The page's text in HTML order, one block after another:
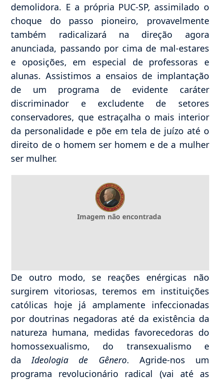
demolidora. E a própria PUC-SP, assimilado o
choque do passo pioneiro, provavelmente
também radicalizará na direção agora
anunciada, passando por cima de mal-estares
e oposições, em especial de professoras e
alunas. Assistimos a ensaios de implantação
de um programa de evidente caráter
discriminador e excludente de setores
conservadores, que estraçalha o mais interior
da personalidade e põe em tela de juízo até o
direito de o homem ser homem e de a mulher
ser mulher.
Imagem não encontrada
De outro modo, se reações enérgicas não
surgirem vitoriosas, teremos em instituições
católicas hoje já amplamente infeccionadas
por doutrinas negadoras até da existência da
natureza humana, medidas favorecedoras do
homossexualismo, do transexualismo e
da Ideologia de Gênero. Agride-nos um
programa revolucionário radical (vai até as